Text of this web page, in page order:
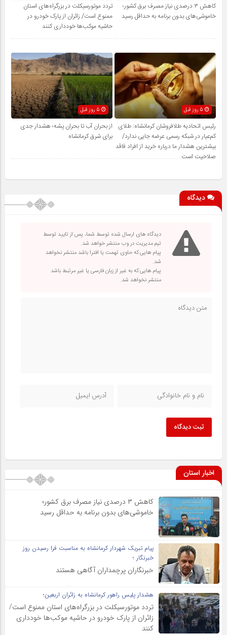
کاهش ۳ درصدی نیاز مصرف برق کشور؛
خاموشی‌های بدون برنامه به حداقل رسید
تردد موتورسیکلت در بزرگراه‌های استان
ممنوع است/ زائران از پارک خودرو در
حاشیه موکب‌ها خودداری کنند
رئیس اتحادیه طلافروشان کرمانشاه: طلای
کم‌عیار در شبکه رسمی عرضه جایی ندارد/
بیشترین هشدار ما درباره خرید از افراد فاقد
صلاحیت است
از بحران آب تا بحران پشه؛ هشدار جدی
برای شرق کرمانشاه
دیدگاه
دیدگاه های ارسال شده توسط شما، پس از تایید توسط
تیم مدیریت در وب منتشر خواهد شد.
پیام هایی که حاوی تهمت یا افترا باشد منتشر نخواهد
شد.
پیام هایی که به غیر از زبان فارسی یا غیر مرتبط باشد
منتشر نخواهد شد.
ثبت دیدگاه
اخبار استان
کاهش ۳ درصدی نیاز مصرف برق کشور؛
خاموشی‌های بدون برنامه به حداقل رسید
پیام تبریک شهردار کرمانشاه به مناسبت فرا رسیدن روز
خبرنگار ؛
خبرنگاران پرچمداران آگاهی هستند
هشدار پلیس راهور کرمانشاه به زائران اربعین؛
تردد موتورسیکلت در بزرگراه‌های استان ممنوع است/
زائران از پارک خودرو در حاشیه موکب‌ها خودداری
کنند